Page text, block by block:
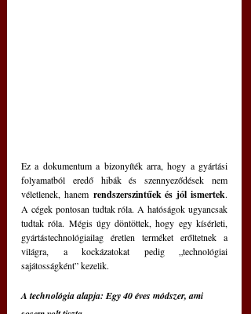
Ez a dokumentum a bizonyíték arra, hogy a gyártási
folyamatból eredő hibák és szennyeződések nem
véletlenek, hanem rendszerszintűek és jól ismertek.
A cégek pontosan tudtak róla. A hatóságok ugyancsak
tudtak róla. Mégis úgy döntöttek, hogy egy kísérleti,
gyártástechnológiailag éretlen terméket erőltetnek a
világra, a kockázatokat pedig „technológiai
sajátosságként” kezelik.
A technológia alapja: Egy 40 éves módszer, ami